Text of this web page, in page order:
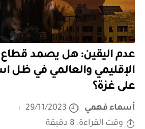
عدم اليقين: هل يصمد قطاع
الإقليمي والعالمي في ظل
على غزة؟
أسماء فهمي
29/11/2023
وقت القراءة: 8 دقيقة